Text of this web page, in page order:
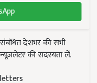
देशभर की सभी
की सदस्यता लें.